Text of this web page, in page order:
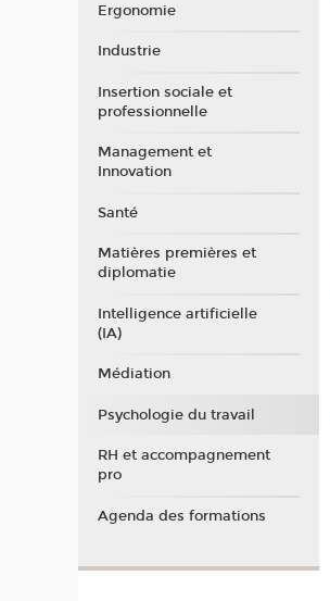
Ergonomie
Industrie
Insertion sociale et
professionnelle
Management et
Innovation
Santé
Matières premières et
diplomatie
Intelligence artificielle
(IA)
Médiation
Psychologie du travail
RH et accompagnement
pro
Agenda des formations